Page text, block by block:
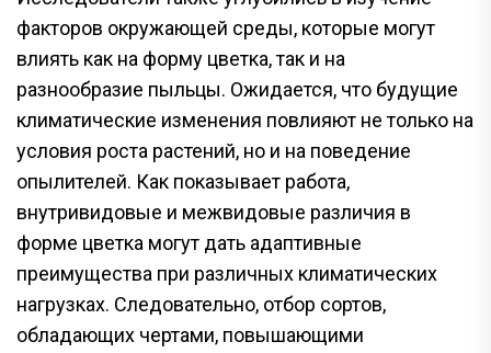
факторов окружающей среды, которые могут
влиять как на форму цветка, так и на
разнообразие пыльцы. Ожидается, что будущие
климатические изменения повлияют не только на
условия роста растений, но и на поведение
опылителей. Как показывает работа,
внутривидовые и межвидовые различия в
форме цветка могут дать адаптивные
преимущества при различных климатических
нагрузках. Следовательно, отбор сортов,
обладающих чертами, повышающими